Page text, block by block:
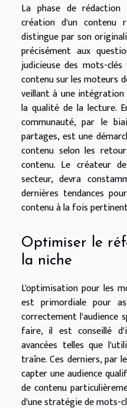
La phase de
création d'un
distingue par son
précisément aux
judicieuse des mots-
contenu sur les moteurs
veillant à une
la qualité de la lecture.
communauté, par le
partages, est une
contenu selon les
contenu. Le créateur
secteur, devra
dernières tendances
contenu à la fois
Optimiser le
la niche
L'optimisation pour les
est primordiale pour
correctement l'audience
faire, il est conseillé
avancées telles que
traîne. Ces derniers, par
capter une audience
de contenu
d'une stratégie de mots-